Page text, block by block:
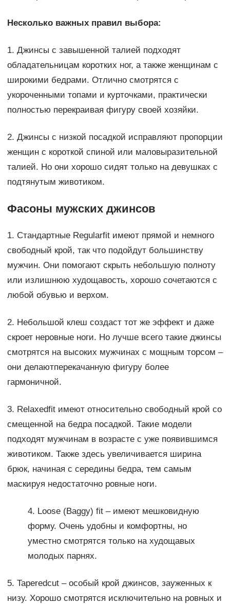
Несколько важных правил выбора:
1. Джинсы с завышенной талией подходят
обладательницам коротких ног, а также женщинам с
широкими бедрами. Отлично смотрятся с
укороченными топами и курточками, практически
полностью перекраивая фигуру своей хозяйки.
2. Джинсы с низкой посадкой исправляют пропорции
женщин с короткой спиной или маловыразительной
талией. Но они хорошо сидят только на девушках с
подтянутым животиком.
Фасоны мужских джинсов
1. Стандартные Regularfit имеют прямой и немного
свободный крой, так что подойдут большинству
мужчин. Они помогают скрыть небольшую полноту
или излишнюю худощавость, хорошо сочетаются с
любой обувью и верхом.
2. Небольшой клеш создаст тот же эффект и даже
скроет неровные ноги. Но лучше всего такие джинсы
смотрятся на высоких мужчинах с мощным торсом –
они делаютперекачанную фигуру более
гармоничной.
3. Relaxedfit имеют относительно свободный крой со
смещенной на бедра посадкой. Такие модели
подходят мужчинам в возрасте с уже появившимся
животиком. Также здесь увеличивается ширина
брюк, начиная с середины бедра, тем самым
маскируя недостаточно ровные ноги.
4. Loose (Baggy) fit – имеют мешковидную
форму. Очень удобны и комфортны, но
уместно смотрятся только на худощавых
молодых парнях.
5. Taperedcut – особый крой джинсов, зауженных к
низу. Хорошо смотрятся исключительно на ровных и